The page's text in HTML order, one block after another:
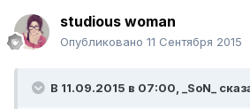
studious woman
Опубликовано 11 Сентября 2015
В 11.09.2015 в 07:00, _SoN_